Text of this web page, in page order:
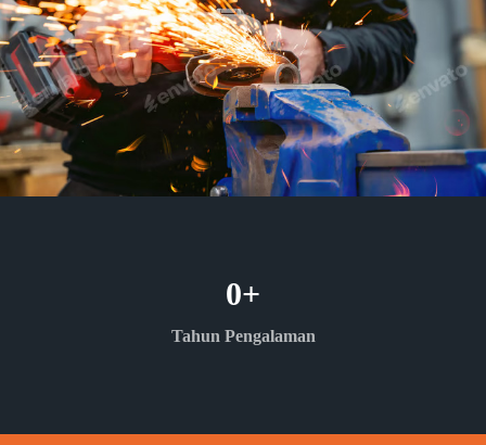
Tahun Pengalaman
0+